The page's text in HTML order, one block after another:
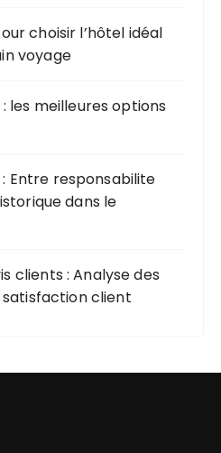
choisir l’hôtel idéal
voyage
les meilleures options
Entre responsabilite
dans le
clients : Analyse des
client